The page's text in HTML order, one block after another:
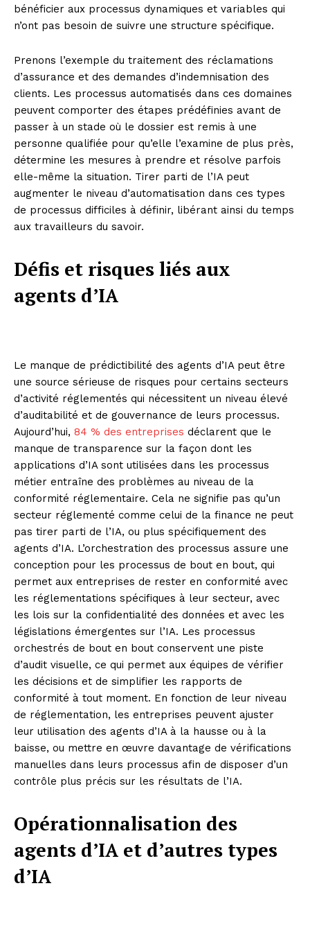
bénéficier aux processus dynamiques et variables qui
n’ont pas besoin de suivre une structure spécifique.
Prenons l’exemple du traitement des réclamations
d’assurance et des demandes d’indemnisation des
clients. Les processus automatisés dans ces domaines
peuvent comporter des étapes prédéfinies avant de
passer à un stade où le dossier est remis à une
personne qualifiée pour qu’elle l’examine de plus près,
détermine les mesures à prendre et résolve parfois
elle-même la situation. Tirer parti de l’IA peut
augmenter le niveau d’automatisation dans ces types
de processus difficiles à définir, libérant ainsi du temps
aux travailleurs du savoir.
Défis et risques liés aux
agents d’IA
Le manque de prédictibilité des agents d’IA peut être
une source sérieuse de risques pour certains secteurs
d’activité réglementés qui nécessitent un niveau élevé
d’auditabilité et de gouvernance de leurs processus.
Aujourd’hui, 84 % des entreprises déclarent que le
manque de transparence sur la façon dont les
applications d’IA sont utilisées dans les processus
métier entraîne des problèmes au niveau de la
conformité réglementaire. Cela ne signifie pas qu’un
secteur réglementé comme celui de la finance ne peut
pas tirer parti de l’IA, ou plus spécifiquement des
agents d’IA. L’orchestration des processus assure une
conception pour les processus de bout en bout, qui
permet aux entreprises de rester en conformité avec
les réglementations spécifiques à leur secteur, avec
les lois sur la confidentialité des données et avec les
législations émergentes sur l’IA. Les processus
orchestrés de bout en bout conservent une piste
d’audit visuelle, ce qui permet aux équipes de vérifier
les décisions et de simplifier les rapports de
conformité à tout moment. En fonction de leur niveau
de réglementation, les entreprises peuvent ajuster
leur utilisation des agents d’IA à la hausse ou à la
baisse, ou mettre en œuvre davantage de vérifications
manuelles dans leurs processus afin de disposer d’un
contrôle plus précis sur les résultats de l’IA.
Opérationnalisation des
agents d’IA et d’autres types
d’IA